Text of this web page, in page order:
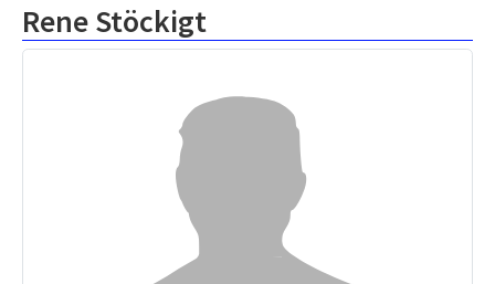
Rene Stöckigt